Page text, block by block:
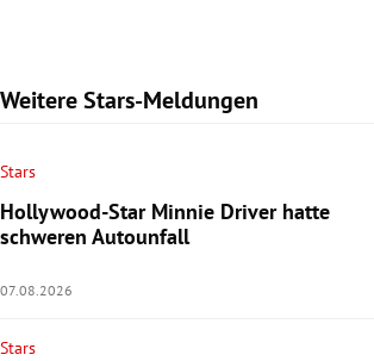
Weitere Stars-Meldungen
Stars
Hollywood-Star Minnie Driver hatte
schweren Autounfall
07.08.2026
Stars